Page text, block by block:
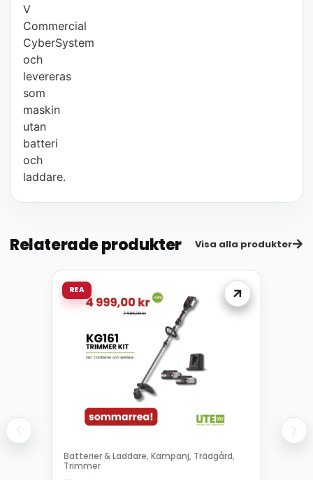
V
Commercial
CyberSystem
och
levereras
som
maskin
utan
batteri
och
laddare.
Relaterade produkter Visa alla produkter
REA
Batterier & Laddare, Kampanj, Trädgård,
Trimmer